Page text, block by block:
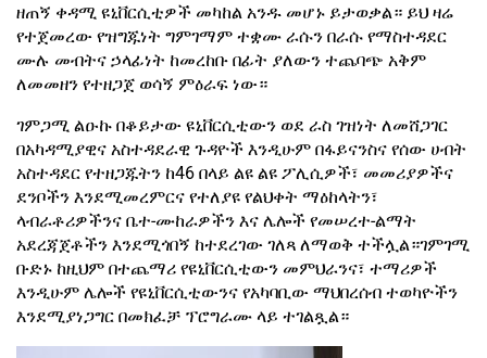
ዘጠኝ ቀዳሚ ዩኒቨርሲቲዎች መካከል አንዱ መሆኑ ይታወቃል። ይህ ዛሬ
የተጀመረው የዝግጁነት ግምገማም ተቋሙ ራሱን በራሱ የማስተዳደር
ሙሉ መብትና ኃላፊነት ከመረከቡ በፊት ያለውን ተጨባጭ አቅም
ለመመዘን የተዘጋጀ ወሳኝ ምዕራፍ ነው።
ገምጋሚ ልዑኩ በቆይታው ዩኒቨርሲቲውን ወደ ራስ ገዝነት ለመሸጋገር
በአካዳሚያዊና አስተዳደራዊ ጉዳዮች እንዲሁም በፋይናንስና የሰው ሀብት
አስተዳደር የተዘጋጁትን ከ46 በላይ ልዩ ልዩ ፖሊሲዎች፣ መመሪያዎችና
ደንቦችን እንደሚመረምርና የተለያዩ የልህቀት ማዕከላትን፣
ላብራቶሪዎችንና ቤተ-ሙከራዎችን እና ሌሎች የመሠረተ-ልማት
አደረጃጀቶችን እንደሚጎበኝ ከተደረገው ገለጻ ለማወቅ ተችሏል።ገምገሚ
ቡድኑ ከዚህም በተጨማሪ የዩኒቨርሲቲውን መምህራንና፣ ተማሪዎች
እንዲሁም ሌሎች የዩኒቨርሲቲውንና የአካባቢው ማህበረሰብ ተወካዮችን
እንደሚያነጋግር በመክፈቻ ፕሮግራሙ ላይ ተገልጿል።